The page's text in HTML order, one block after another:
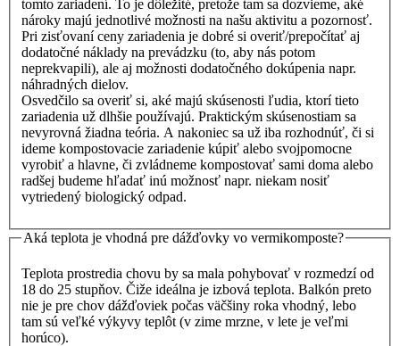
tomto zariadení. To je dôležité, pretože tam sa dozvieme, aké
nároky majú jednotlivé možnosti na našu aktivitu a pozornosť.
Pri zisťovaní ceny zariadenia je dobré si overiť/prepočítať aj
dodatočné náklady na prevádzku (to, aby nás potom
neprekvapili), ale aj možnosti dodatočného dokúpenia napr.
náhradných dielov.
Osvedčilo sa overiť si, aké majú skúsenosti ľudia, ktorí tieto
zariadenia už dlhšie používajú. Praktickým skúsenostiam sa
nevyrovná žiadna teória. A nakoniec sa už iba rozhodnúť, či si
ideme kompostovacie zariadenie kúpiť alebo svojpomocne
vyrobiť a hlavne, či zvládneme kompostovať sami doma alebo
radšej budeme hľadať inú možnosť napr. niekam nosiť
vytriedený biologický odpad.
Aká teplota je vhodná pre dážďovky vo vermikomposte?
Teplota prostredia chovu by sa mala pohybovať v rozmedzí od
18 do 25 stupňov. Čiže ideálna je izbová teplota. Balkón preto
nie je pre chov dážďoviek počas väčšiny roka vhodný, lebo
tam sú veľké výkyvy teplôt (v zime mrzne, v lete je veľmi
horúco).